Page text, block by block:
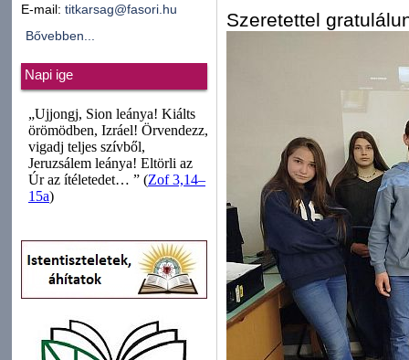
E-mail: titkarsag@fasori.hu
Bővebben...
Napi ige
Szeretettel